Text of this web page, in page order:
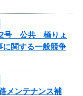
2号 公共 橋りょ
に関する一般競争
ンテナンス補